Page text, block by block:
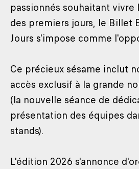
passionnés souhaitant
des premiers jours, le Billet
Jours s'impose comme
Ce précieux sésame inclut
accès exclusif à la grande
(la nouvelle séance de
présentation des équipes
stands).
L'édition 2026 s'annonce